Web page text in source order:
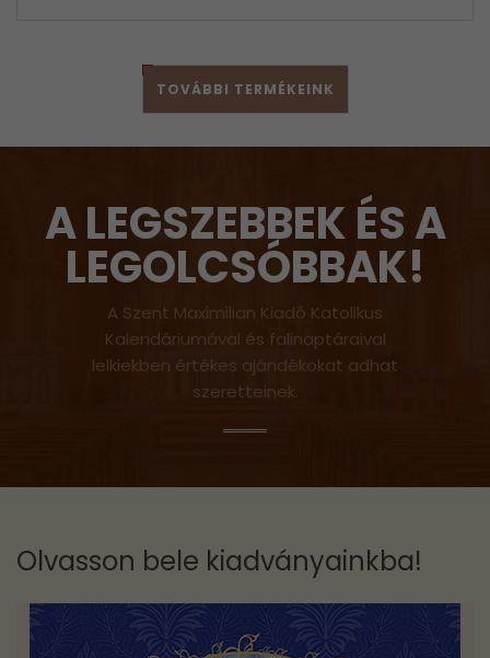
TOVÁBBI TERMÉKEINK
A LEGSZEBBEK ÉS A
LEGOLCSÓBBAK!
A Szent Maximilian Kiadó Katolikus
Kalendáriumával és falinaptáraival
lelkiekben értékes ajándékokat adhat
szeretteinek.
Olvasson bele kiadványainkba!